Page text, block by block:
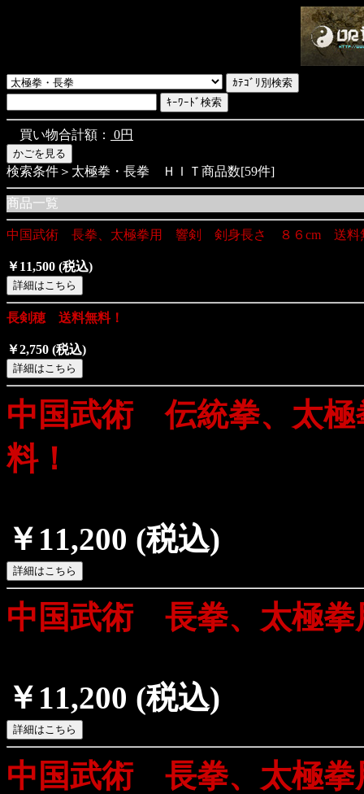
買い物合計額： 0円
検索条件＞太極拳・長拳 ＨＩＴ商品数[59件]
商品一覧
中国武術 長拳、太極拳用 響剣 剣身長さ ８６cm 送料
￥11,500 (税込)
長剣穂 送料無料！
￥2,750 (税込)
中国武術 伝統拳、太
料！
￥11,200 (税込)
中国武術 長拳、太極
￥11,200 (税込)
中国武術 長拳、太極